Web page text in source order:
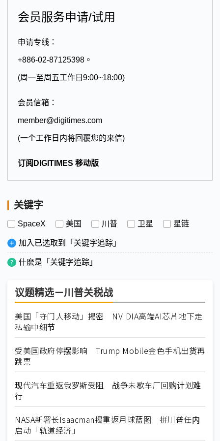
会员服务申请/试用
申请专线：
+886-02-87125398。
(周一至周五工作日9:00~18:00)
会员信箱：
member@digitimes.com
(一个工作日内将回覆您的来信)
订阅DIGITIMES 移动版
关键字
SpaceX 美国 川普 卫星 星链
加入已选取到「关键字追踪」
什麽是「关键字追踪」
议题精选－川普关税战
美国「守门人移动」揭密 NVIDIA高端AI芯片地下走
私输中细节
受美国政府停摆影响 Trump Mobile金色手机出货再
跳票
现代汽车重返俄罗斯受阻 战争未歇车厂回购计划难
行
NASA新署长Isaacman揭重返月球蓝图 拼川普任内
启动「轨道经济」